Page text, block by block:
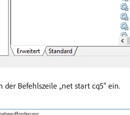
der Befehlszeile „net start cq5“ ein.